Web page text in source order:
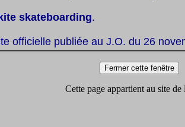
skateboarding.
officielle publiée au J.O. du 26
Cette page appartient au site de